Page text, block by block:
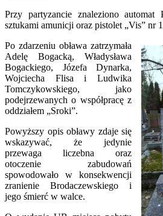
Przy partyzancie znaleziono
sztukami amunicji oraz pistolet „Vis” nr
Po zdarzeniu obława zatrzymała
Adelę Bogacką, Władysława
Bogackiego, Józefa Dynarka,
Wojciecha Flisa i Ludwika
Tomczykowskiego, jako
podejrzewanych o współpracę z
oddziałem „Sroki”.
Powyższy opis obławy zdaje się
wskazywać, że jedynie
przewaga liczebna oraz
otoczenie zabudowań
spowodowało w konsekwencji
zranienie Brodaczewskiego i
jego śmierć w walce.